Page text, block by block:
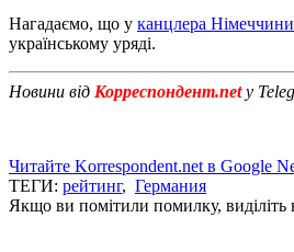
Нагадаємо, що у канцлера
українському уряді.
Новини від Корреспондент.netу
Читайте Korrespondent.net в Google
ТЕГИ: рейтинг, Германия
Якщо ви помітили помилку, виділіть